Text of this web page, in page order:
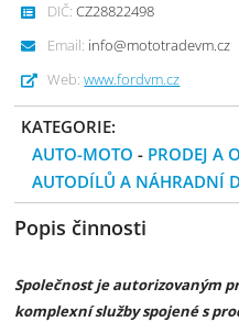
DIČ: CZ28822498
Email: info@mototradevm.cz
Web: www.fordvm.cz
KATEGORIE:
AUTO-MOTO - PRODEJ A
AUTODÍLŮ A NÁHRADNÍ
Popis činnosti
Společnost je autorizovaným
komplexní služby spojené s